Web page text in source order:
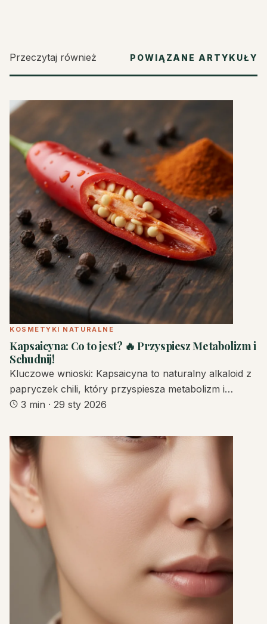
Przeczytaj również POWIĄZANE ARTYKUŁY
KOSMETYKI NATURALNE
Kapsaicyna: Co to jest? 🔥 Przyspiesz Metabolizm i
Schudnij!
Kluczowe wnioski: Kapsaicyna to naturalny alkaloid z
papryczek chili, który przyspiesza metabolizm i…
3 min · 29 sty 2026